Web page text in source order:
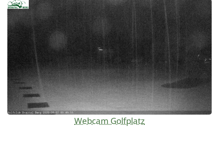
Webcam Golfplatz